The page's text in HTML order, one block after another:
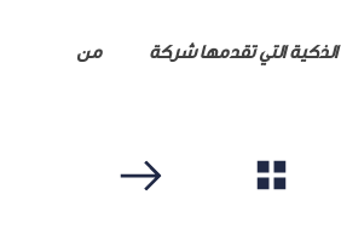
التي تقدمها شركة
من